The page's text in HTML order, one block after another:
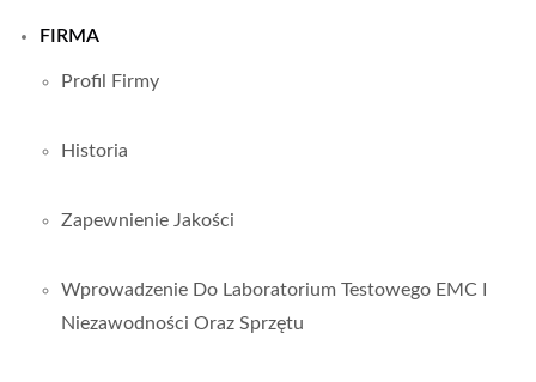
FIRMA
Profil Firmy
Historia
Zapewnienie Jakości
Wprowadzenie Do Laboratorium Testowego EMC I
Niezawodności Oraz Sprzętu